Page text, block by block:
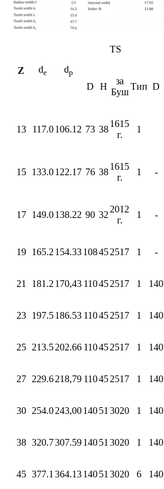
Z de dp
TS
D H
за
Буш
Тип D
13 117.0 106.12 73 38
1615
г.
1
15 133.0122.17 76 38
1615
г.
1 -
17 149.0138.22 90 32
2012
г.
1 -
19 165.2 154.33108452517 1 -
21 181.2 170,43 110452517 1 140
23 197.5186.53 110452517 1 140
25 213.5202.66 110452517 1 140
27 229.6218,79 110452517 1 140
30 254.0243,0014051 3020 1 140
38 320.7307.5914051 3020 1 140
45 377.1 364.1314051 3020 6 140